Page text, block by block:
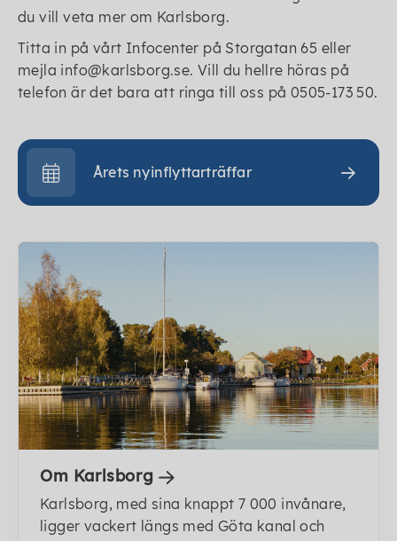
du vill veta mer om Karlsborg.
Titta in på vårt Infocenter på Storgatan 65 eller
mejla info@karlsborg.se. Vill du hellre höras på
telefon är det bara att ringa till oss på 0505-173 50.
Årets nyinflyttarträffar
Om Karlsborg
Karlsborg, med sina knappt 7 000 invånare,
ligger vackert längs med Göta kanal och